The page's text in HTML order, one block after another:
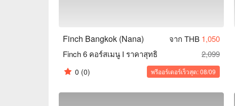
Finch Bangkok (Nana) จาก THB 1,050
Finch 6 คอร์สเมนู I ราคาสุทธิ
2,099
0 (0) พรีออร์เดอร์เร็วสุด: 08/09